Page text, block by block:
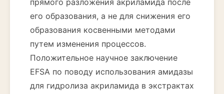
прямого разложения акриламида после
его образования, а не для снижения его
образования косвенными методами
путем изменения процессов.
Положительное научное заключение
EFSA по поводу использования амидазы
для гидролиза акриламида в экстрактах